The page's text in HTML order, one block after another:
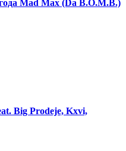
Mad Max (Da B.O.M.B.)
Big Prodeje, Kxvi,